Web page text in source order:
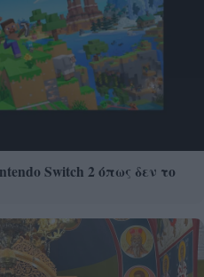
Switch 2 όπως δεν το